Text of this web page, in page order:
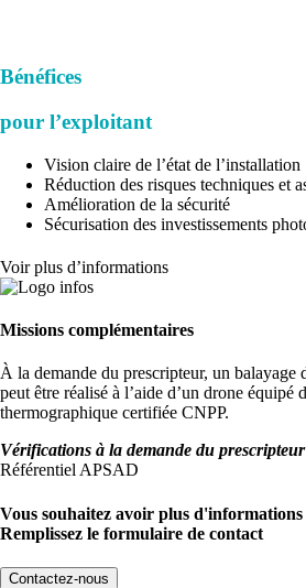
Bénéfices
pour l’exploitant
Vision claire de l’état de l’installation
Réduction des risques techniques et
Amélioration de la sécurité
Sécurisation des investissements
Voir plus d’informations
Missions complémentaires
À la demande du prescripteur, un balayage
peut être réalisé à l’aide d’un drone équipé
thermographique certifiée CNPP.
Vérifications à la demande du prescripteur
Référentiel APSAD
Vous souhaitez avoir plus d'informations
Remplissez le formulaire de contact
Contactez-nous